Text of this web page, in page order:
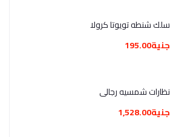
سلك شنطه تويوتا كرولا
جنية195.00
نظارات شمسيه رجالي
جنية1,528.00